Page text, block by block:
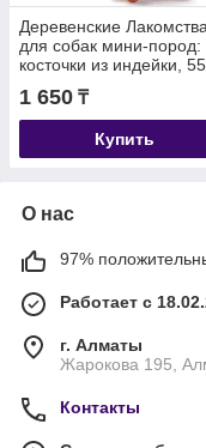
Деревенские
для собак мини-пород:
косточки из индейки,
1 650 ₸
Купить
О нас
97%
Работает с
г. Алматы
Жарокова 195,
Контакты